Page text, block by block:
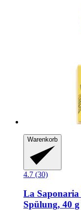
Warenkorb
4.7 (30)
La Saponaria
Spülung, 40 g